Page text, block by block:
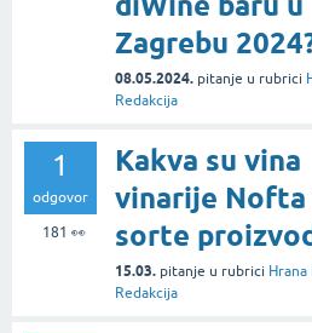
Zagrebu
08.05.2024. pitanje u rubrici
Redakcija
1
odgovor
181 👀
Kakva su vina
vinarije Nofta
sorte
15.03. pitanje u rubrici Hrana
Redakcija